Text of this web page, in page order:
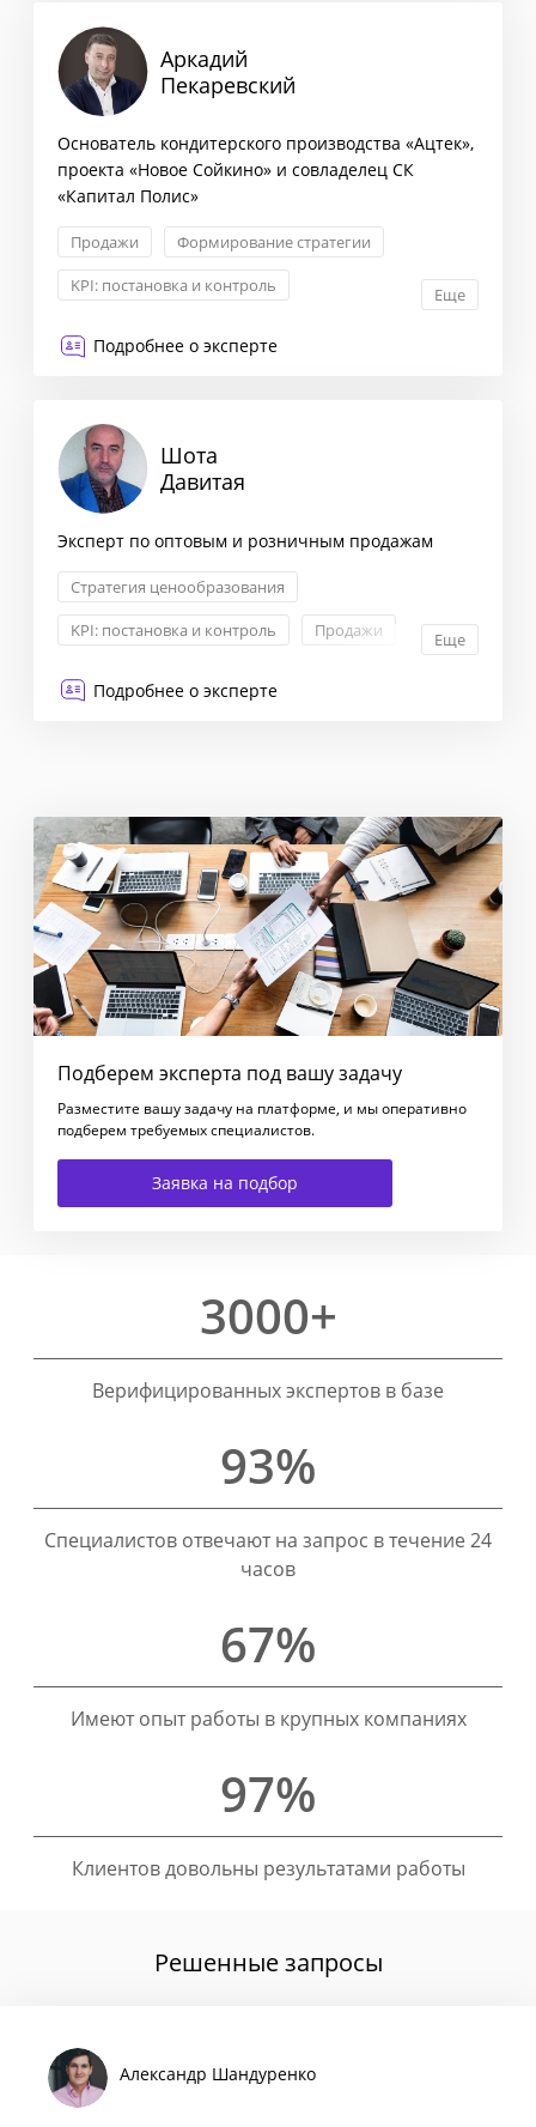
Аркадий
Пекаревский
Основатель кондитерского производства «Ацтек»,
проекта «Новое Сойкино» и совладелец СК
«Капитал Полис»
Продажи
Формирование стратегии
KPI: постановка и контроль
Еще
Подробнее о эксперте
Шота
Давитая
Эксперт по оптовым и розничным продажам
Стратегия ценообразования
KPI: постановка и контроль
Продажи
Еще
Подробнее о эксперте
Подберем эксперта под вашу задачу
Разместите вашу задачу на платформе, и мы оперативно
подберем требуемых специалистов.
Заявка на подбор
3000+
Верифицированных экспертов в базе
93%
Специалистов отвечают на запрос в течение 24
часов
67%
Имеют опыт работы в крупных компаниях
97%
Клиентов довольны результатами работы
Решенные запросы
Александр Шандуренко